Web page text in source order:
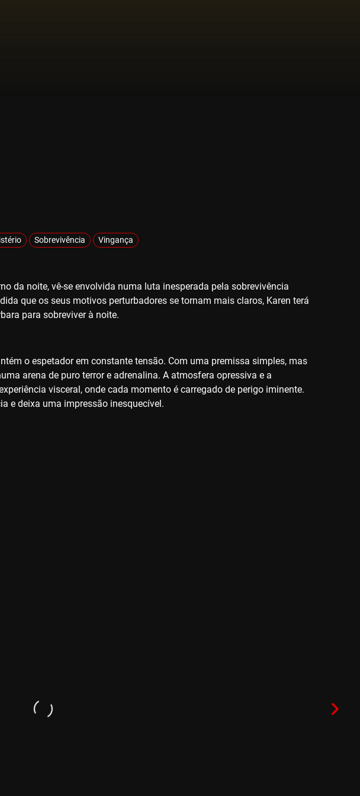
Sobrevivência Vingança
da noite, vê-se envolvida numa luta inesperada pela sobrevivência
que os seus motivos perturbadores se tornam mais claros, Karen terá
para sobreviver à noite.
o espetador em constante tensão. Com uma premissa simples, mas
arena de puro terror e adrenalina. A atmosfera opressiva e a
visceral, onde cada momento é carregado de perigo iminente.
e deixa uma impressão inesquecível.